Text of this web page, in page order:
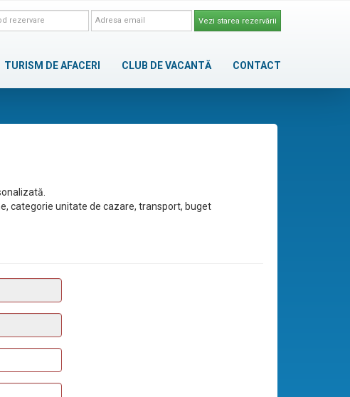
Vezi starea rezervării
TURISM DE AFACERI CLUB DE VACANTĂ CONTACT
categorie unitate de cazare, transport, buget